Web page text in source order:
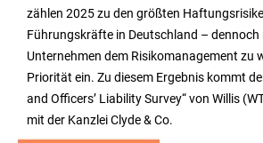
zählen 2025 zu den größten
Führungskräfte in Deutschland – dennoch
Unternehmen dem Risikomanagement zu
Priorität ein. Zu diesem Ergebnis kommt
and Officers’ Liability Survey“ von Willis
mit der Kanzlei Clyde & Co.